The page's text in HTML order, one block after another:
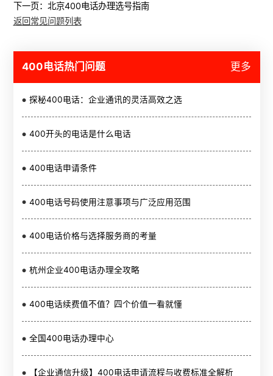
下一页： 北京400电话办理选号指南
返回常见问题列表
400电话热门问题 更多
探秘400电话：企业通讯的灵活高效之选
400开头的电话是什么电话
400电话申请条件
400电话号码使用注意事项与广泛应用范围
400电话价格与选择服务商的考量
杭州企业400电话办理全攻略
400电话续费值不值？四个价值一看就懂
全国400电话办理中心
【企业通信升级】400电话申请流程与收费标准全解析